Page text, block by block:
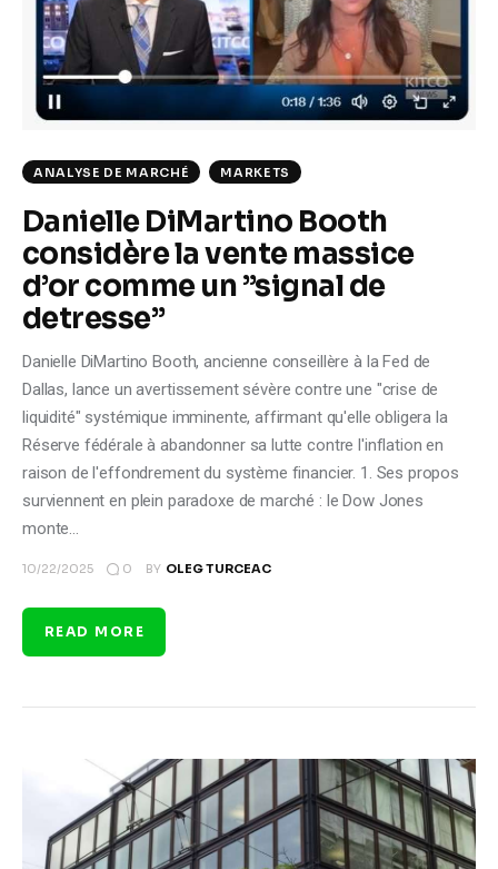
Climate
Markets
Tech
Reports
Shop
ANALYSE DE MARCHÉ MARKETS
Danielle DiMartino Booth
considère la vente massice
d’or comme un ”signal de
detresse”
Danielle DiMartino Booth, ancienne conseillère à la Fed de
Dallas, lance un avertissement sévère contre une "crise de
liquidité" systémique imminente, affirmant qu'elle obligera la
Réserve fédérale à abandonner sa lutte contre l'inflation en
raison de l'effondrement du système financier. 1. Ses propos
surviennent en plein paradoxe de marché : le Dow Jones
monte…
10/22/2025 0 BY OLEG TURCEAC
READ MORE